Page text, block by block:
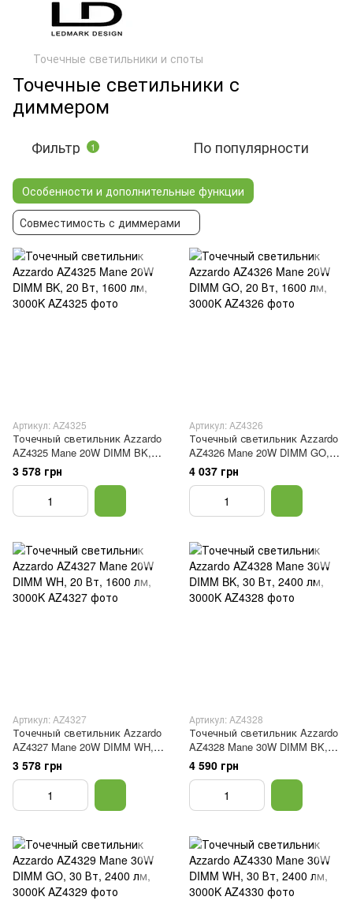
Точечные светильники и споты
Точечные светильники с
диммером
Фильтр 1 По популярности
Особенности и дополнительные функции
Совместимость с диммерами
Артикул: AZ4325
Точечный светильник Azzardo
AZ4325 Mane 20W DIMM BK,
20 Вт, 1600 лм, 3000K
3 578 грн
Артикул: AZ4326
Точечный светильник Azzardo
AZ4326 Mane 20W DIMM GO,
20 Вт, 1600 лм, 3000K
4 037 грн
Артикул: AZ4327
Точечный светильник Azzardo
AZ4327 Mane 20W DIMM WH,
20 Вт, 1600 лм, 3000K
3 578 грн
Артикул: AZ4328
Точечный светильник Azzardo
AZ4328 Mane 30W DIMM BK,
30 Вт, 2400 лм, 3000K
4 590 грн